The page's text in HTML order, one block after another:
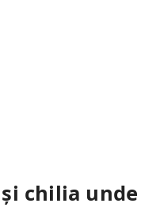
chilia unde